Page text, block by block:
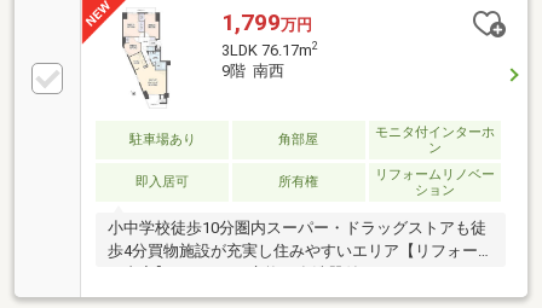
1,799万円
3LDK 76.17m2
9階 南西
駐車場あり 角部屋
モニタ付インターホ
ン
即入居可 所有権
リフォームリノベー
ション
小中学校徒歩10分圏内スーパー・ドラッグストアも徒
歩4分買物施設が充実し住みやすいエリア【リフォー
ス交換（浴室暖房換気乾燥機付き）・洗面化粧台交